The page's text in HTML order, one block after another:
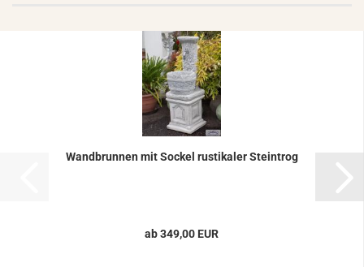
Wand­brun­nen mit So­ckel rus­ti­ka­ler Stein­trog
ab 349,00 EUR